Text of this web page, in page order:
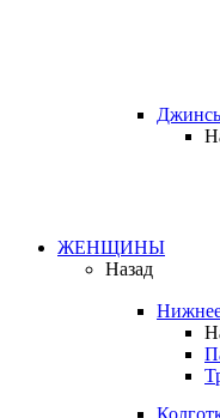
ЖЕНЩИНЫ
Назад